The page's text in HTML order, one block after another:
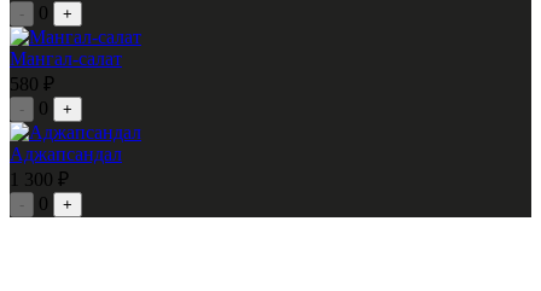
- 0 +
Мангал-салат
580 ₽
- 0 +
Аджапсандал
1 300 ₽
- 0 +